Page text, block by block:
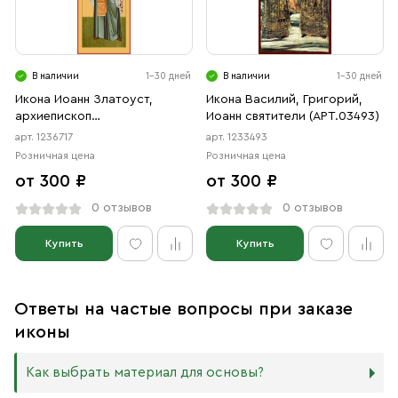
В наличии 1-30 дней
Икона Иоанн Златоуст,
архиепископ
Константинопольский
святитель (АРТ.06717)
арт. 1236717
Розничная цена
от 300 ₽
0 отзывов
Купить
В наличии 1-30 дней
Икона Василий, Григорий,
Иоанн святители (АРТ.03493)
арт. 1233493
Розничная цена
от 300 ₽
0 отзывов
Купить
Ответы на частые вопросы при заказе
иконы
Как выбрать материал для основы?